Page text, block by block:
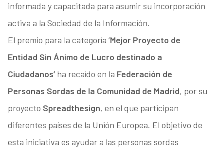
informada y capacitada para asumir su incorporación
activa a la Sociedad de la Información.
El premio para la categoría ‘Mejor Proyecto de
Entidad Sin Ánimo de Lucro destinado a
Ciudadanos’ha recaído en la Federación de
Personas Sordas de la Comunidad de Madrid, por su
proyecto Spreadthesign, en el que participan
diferentes países de la Unión Europea. El objetivo de
esta iniciativa es ayudar a las personas sordas